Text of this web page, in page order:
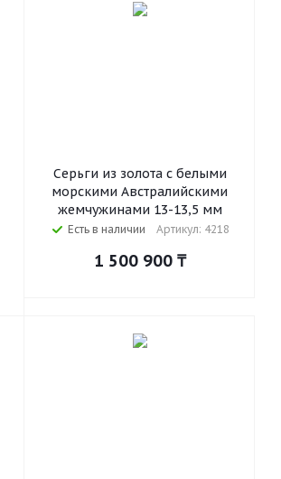
Серьги из золота с белыми
морскими Австралийскими
жемчужинами 13-13,5 мм
Есть в наличии Артикул: 4218
1 500 900₸